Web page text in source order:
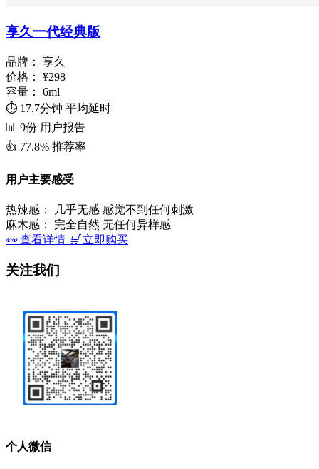
享久一代经典版
品牌：
享久
价格：
¥298
容量：
6ml
⏱️ 17.7分钟 平均延时
📊 9份 用户报告
👍 77.8% 推荐率
用户主要感受
热辣感：
几乎无感 感觉不到任何刺激
麻木感：
完全自然 无任何异样感
👀查看详情 🛒 立即购买
关注我们
个人微信